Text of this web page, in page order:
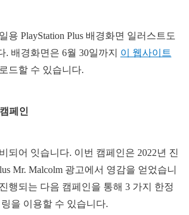
용 PlayStation Plus 배경화면 일러스트도
. 배경화면은 6월 30일까지 이 웹사이트
드할 수 있습니다.
캠페인
되어 잇습니다. 이번 캠페인은 2022년 진
Mr. Malcolm 광고에서 영감을 얻었습니
행되는 다음 캠페인을 통해 3 가지 한정
을 이용할 수 있습니다.